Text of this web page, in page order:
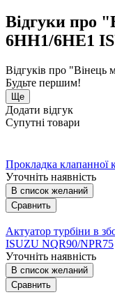
Відгуки про
6НН1/6НЕ1
Відгуків про
Будьте першим!
Ще
Додати відгук
Супутні товари
Прокладка
Уточніть наявність
В список желаний
Сравнить
Актуатор турбіни в
ISUZU NQR90/NPR75
Уточніть наявність
В список желаний
Сравнить